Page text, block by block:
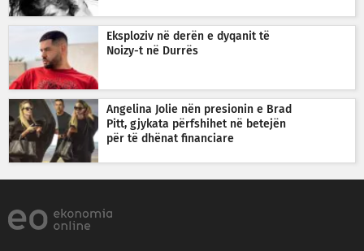
Eksploziv në derën e dyqanit të
Noizy-t në Durrës
Angelina Jolie nën presionin e Brad
Pitt, gjykata përfshihet në betejën
për të dhënat financiare